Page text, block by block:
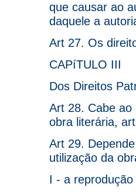
que causar ao
daquele a
Art 27. Os
CAPíTULO III
Dos Direitos
Art 28. Cabe ao
obra literária,
Art 29.
utilização da
I - a